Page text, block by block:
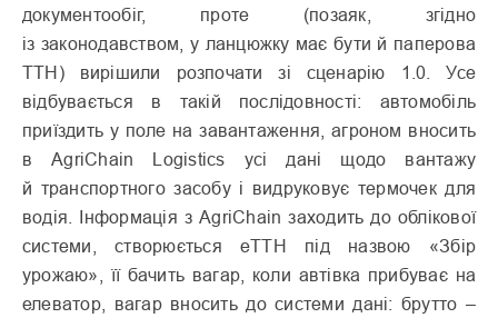
документообіг, проте (позаяк, згідно
із законодавством, у ланцюжку має бути й паперова
ТТН) вирішили розпочати зі сценарію 1.0. Усе
відбувається в такій послідовності: автомобіль
приїздить у поле на завантаження, агроном вносить
в AgriChain Logistics усі дані щодо вантажу
й транспортного засобу і видруковує термочек для
водія. Інформація з AgriChain заходить до облікової
системи, створюється еТТН під назвою «Збір
урожаю», її бачить вагар, коли автівка прибуває на
елеватор, вагар вносить до системи дані: брутто –